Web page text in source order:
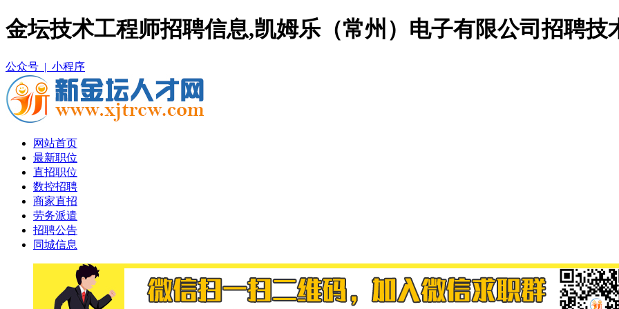
金坛技术工程师招聘信息,凯姆乐（常州）电子有限公司招聘技
公众号 | 小程序
网站首页
最新职位
直招职位
数控招聘
商家直招
劳务派遣
招聘公告
同城信息